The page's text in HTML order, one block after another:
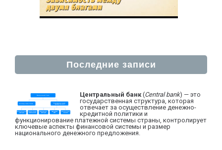
Последние записи
Центральный банк(Central bank) — это
государственная структура, которая
отвечает за осуществление денежно-
кредитной политики и
функционирование платежной системы страны, контролирует
ключевые аспекты финансовой системы и размер
национального денежного предложения.